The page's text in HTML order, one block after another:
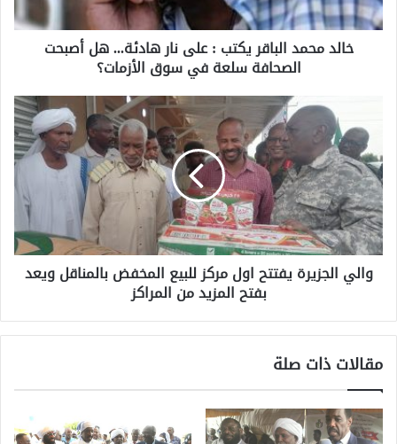
خالد محمد الباقر يكتب : على نار هادئة... هل أصبحت
الصحافة سلعة في سوق الأزمات؟
والي الجزيرة يفتتح اول مركز للبيع المخفض بالمناقل ويعد
بفتح المزيد من المراكز
مقالات ذات صلة